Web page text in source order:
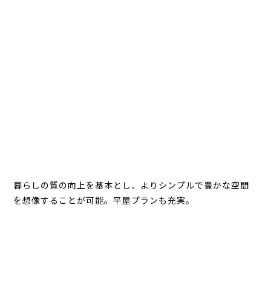
暮らしの質の向上を基本とし、よりシンプルで豊かな空間
を想像することが可能。平屋プランも充実。